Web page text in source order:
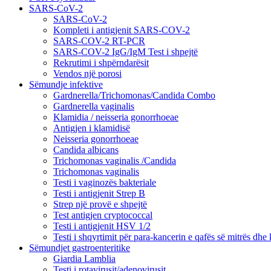
SARS-CoV-2
SARS-CoV-2
Kompleti i antigjenit SARS-COV-2
SARS-COV-2 RT-PCR
SARS-COV-2 IgG/IgM Test i shpejtë
Rekrutimi i shpërndarësit
Vendos një porosi
Sëmundje infektive
Gardnerella/Trichomonas/Candida Combo
Gardnerella vaginalis
Klamidia / neisseria gonorrhoeae
Antigjen i klamidisë
Neisseria gonorrhoeae
Candida albicans
Trichomonas vaginalis /Candida
Trichomonas vaginalis
Testi i vaginozës bakteriale
Testi i antigjenit Strep B
Strep një provë e shpejtë
Test antigjen cryptococcal
Testi i antigjenit HSV 1/2
Testi i shqyrtimit për para-kancerin e qafës së mitrës dhe
Sëmundjet gastroenteritike
Giardia Lamblia